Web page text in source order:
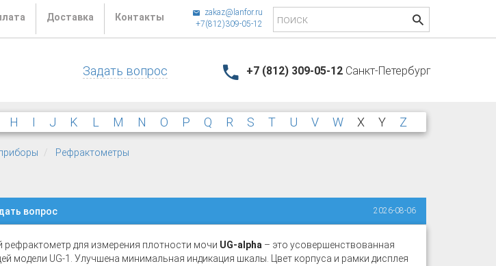
Доставка Контакты
zakaz@lanfor.ru
+7(812)309-05-12
Задать вопрос +7 (812) 309-05-12 Санкт-Петербург
H I J K L M N O P Q R S T U VW X Y Z
Рефрактометры
вопрос 2026-08-06
для измерения плотности мочи UG-alpha – это усовершенствованная
модели UG-1. Улучшена минимальная индикация шкалы. Цвет корпуса и рамки дисплея